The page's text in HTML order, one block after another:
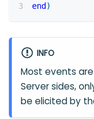
end )
INFO
Most events
Server sides,
be elicited by